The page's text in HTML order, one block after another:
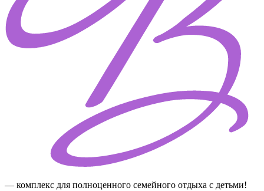
— комплекс для полноценного семейного отдыха с детьми!